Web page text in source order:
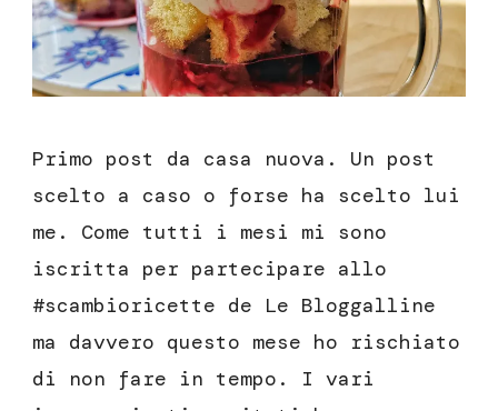
Primo post da casa nuova. Un post
scelto a caso o forse ha scelto lui
me. Come tutti i mesi mi sono
iscritta per partecipare allo
#scambioricette de Le Bloggalline
ma davvero questo mese ho rischiato
di non fare in tempo. I vari